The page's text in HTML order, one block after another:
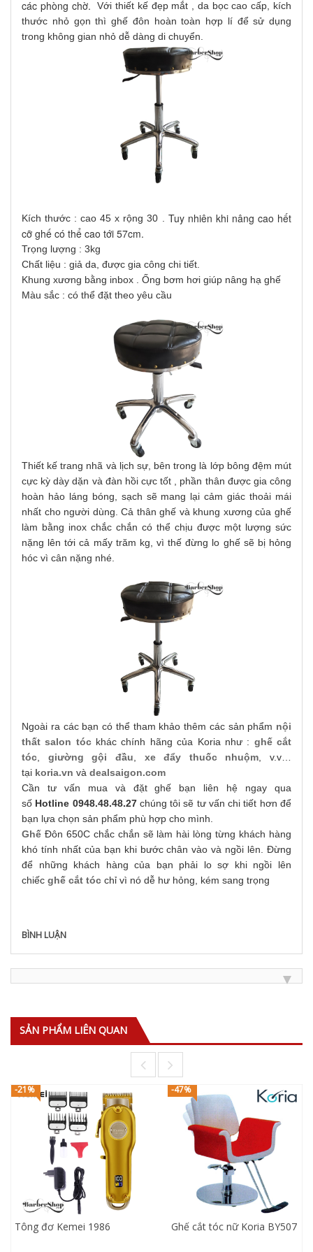
các phòng chờ.
Với thiết kế đẹp mắt , da bọc cao cấp, kích
thước nhỏ gọn thì ghế đôn hoàn toàn hợp lí để sử dụng
trong không gian nhỏ dễ dàng di chuyển.
Kích thước : cao 45 x rộng 30 . Tuy nhiên khi nâng cao hết
cỡ ghế có thể cao tới 57cm.
Trọng lượng : 3kg
Chất liệu : giả da, được gia công chi tiết.
Khung xương bằng inbox . Ống bơm hơi giúp nâng hạ ghế
Màu sắc : có thể đặt theo yêu cầu
Thiết kế trang nhã và lịch sự, bên trong là lớp bông đệm mút
cực kỳ dày dặn và đàn hồi cực tốt , phần thân được gia công
hoàn hảo láng bóng, sạch sẽ mang lại cảm giác thoải mái
nhất cho người dùng. Cả thân ghế và khung xương của ghế
làm bằng inox chắc chắn có thể chịu được một lượng sức
nặng lên tới cả mấy trăm kg, vì thế đừng lo ghế sẽ bị hỏng
hóc vì cân nặng nhé.
Ngoài ra các bạn có thể tham khảo thêm các sản phẩm nội
thất salon tóckhác chính hãng của Koria như : ghế cắt
tóc
giường gội đầu xe đẩy thuốc nhuộm , v.v…
tại koria.vn và dealsaigon.com
Cần tư vấn mua và đặt ghế bạn liên hệ ngay qua
số Hotline 0948.48.48.27chúng tôi sẽ tư vấn chi tiết hơn để
bạn lựa chọn sản phẩm phù hợp cho mình.
Ghế Đôn 650C chắc chắn sẽ làm hài lòng từng khách hàng
khó tính nhất của bạn khi bước chân vào và ngồi lên. Đừng
để những khách hàng của bạn phải lo sợ khi ngồi lên
chiếc ghế cắt tóc chỉ vì nó dễ hư hỏng, kém sang trọng
BÌNH LUẬN
SẢN PHẨM LIÊN QUAN
-21%
Tông đơ Kemei 1986
-47%
Ghế cắt tóc nữ Koria BY507